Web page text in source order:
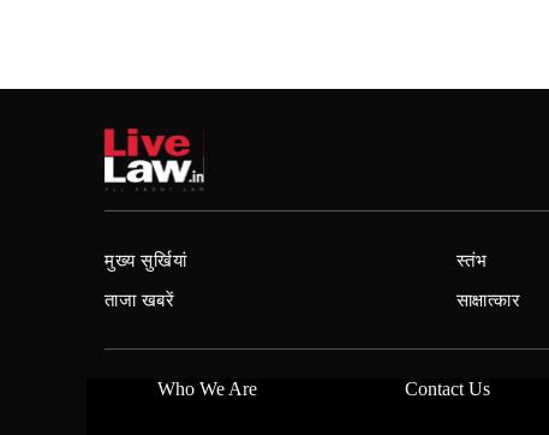
मुख्य सुर्खियां
ताजा खबरें
स्तंभ
साक्षात्कार
Who We Are Contact Us